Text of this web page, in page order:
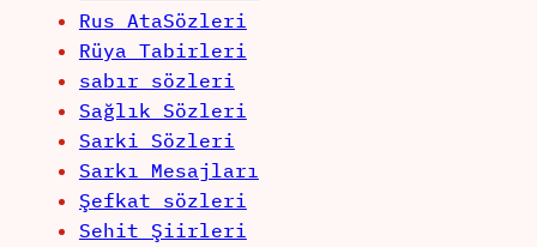
Rus AtaSözleri
Rüya Tabirleri
sabır sözleri
Sağlık Sözleri
Sarki Sözleri
Sarkı Mesajları
Şefkat sözleri
Sehit Şiirleri